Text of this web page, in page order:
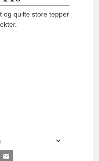
og quilte store tepper